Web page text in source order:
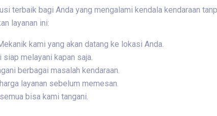
terbaik bagi Anda yang mengalami kendala kendaraan
layanan ini:
kami yang akan datang ke lokasi Anda.
melayani kapan saja.
berbagai masalah kendaraan.
layanan sebelum memesan.
bisa kami tangani.